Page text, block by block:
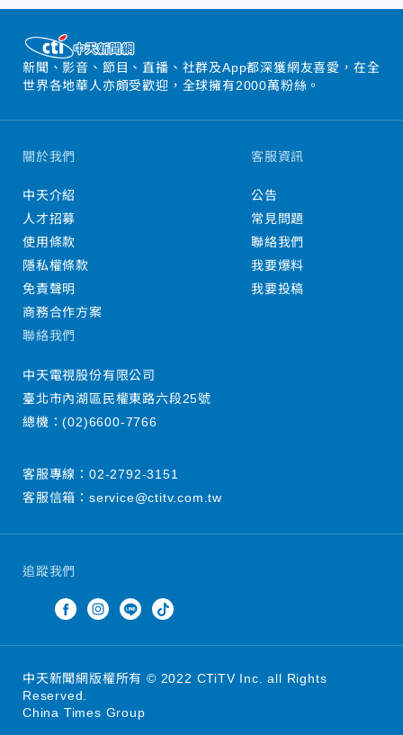
新聞、影音、節目、直播、社群及App都深獲網友喜愛，在全
世界各地華人亦頗受歡迎，全球擁有2000萬粉絲。
追蹤我們
關於我們
中天介紹
人才招募
使用條款
隱私權條款
免責聲明
商務合作方案
客服資訊
公告
常見問題
聯絡我們
我要爆料
我要投稿
聯絡我們
中天電視股份有限公司
臺北市內湖區民權東路六段25號
總機：(02)6600-7766
客服專線： 02-2792-3151
客服信箱： service@ctitv.com.tw
中天新聞網版權所有 © 2022 CTiTV Inc. all Rights
Reserved.
China Times Group